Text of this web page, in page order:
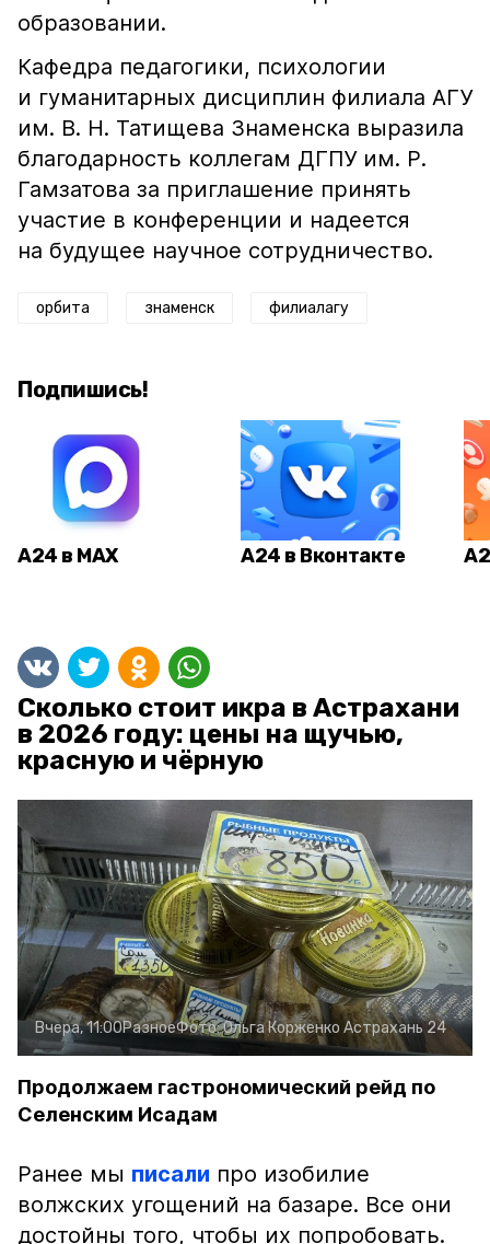
образовании.
Кафедра педагогики, психологии
и гуманитарных дисциплин филиала АГУ
им. В. Н. Татищева Знаменска выразила
благодарность коллегам ДГПУ им. Р.
Гамзатова за приглашение принять
участие в конференции и надеется
на будущее научное сотрудничество.
орбита знаменск филиалагу
Подпишись!
А24 в MAX А24 в Вконтакте
Сколько стоит икра в Астрахани
в 2026 году: цены на щучью,
красную и чёрную
Вчера, 11:00РазноеФото:Ольга Корженко Астрахань 24
Продолжаем гастрономический рейд по
Селенским Исадам
Ранее мы писали про изобилие
волжских угощений на базаре. Все они
достойны того, чтобы их попробовать.